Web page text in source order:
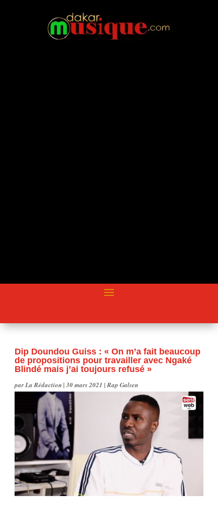
Dip Doundou Guiss : « On m’a fait beaucoup
de propositions pour travailler avec Ngaké
Blindé mais j’ai toujours refusé »
parLa Rédaction| 30 mars 2021 | Rap Galsen